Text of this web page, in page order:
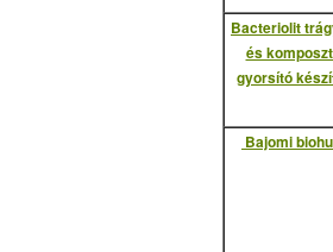
Bacteriolit
és
gyorsító
Bajomi